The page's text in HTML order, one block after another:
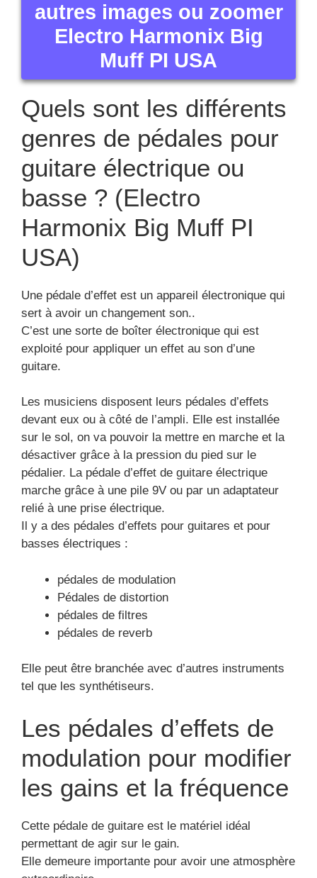
autres images ou zoomer
Electro Harmonix Big
Muff PI USA
Quels sont les différents
genres de pédales pour
guitare électrique ou
basse ? (Electro
Harmonix Big Muff PI
USA)
Une pédale d’effet est un appareil électronique qui
sert à avoir un changement son..
C’est une sorte de boîter électronique qui est
exploité pour appliquer un effet au son d’une
guitare.
Les musiciens disposent leurs pédales d’effets
devant eux ou à côté de l’ampli. Elle est installée
sur le sol, on va pouvoir la mettre en marche et la
désactiver grâce à la pression du pied sur le
pédalier. La pédale d’effet de guitare électrique
marche grâce à une pile 9V ou par un adaptateur
relié à une prise électrique.
Il y a des pédales d’effets pour guitares et pour
basses électriques :
pédales de modulation
Pédales de distortion
pédales de filtres
pédales de reverb
Elle peut être branchée avec d’autres instruments
tel que les synthétiseurs.
Les pédales d’effets de
modulation pour modifier
les gains et la fréquence
Cette pédale de guitare est le matériel idéal
permettant de agir sur le gain.
Elle demeure importante pour avoir une atmosphère